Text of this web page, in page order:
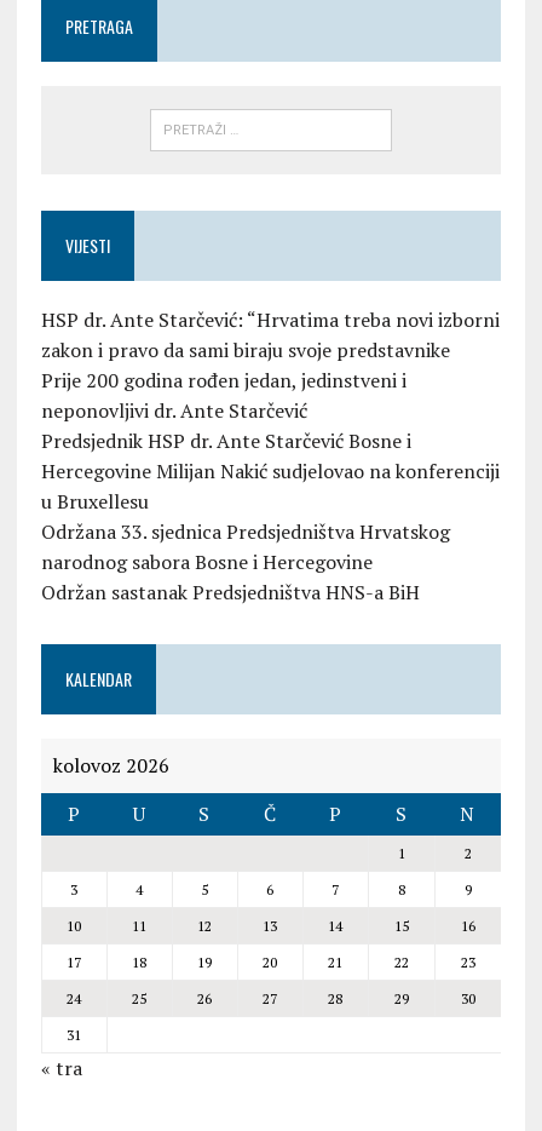
PRETRAGA
VIJESTI
HSP dr. Ante Starčević: “Hrvatima treba novi izborni
zakon i pravo da sami biraju svoje predstavnike
Prije 200 godina rođen jedan, jedinstveni i
neponovljivi dr. Ante Starčević
Predsjednik HSP dr. Ante Starčević Bosne i
Hercegovine Milijan Nakić sudjelovao na konferenciji
u Bruxellesu
Održana 33. sjednica Predsjedništva Hrvatskog
narodnog sabora Bosne i Hercegovine
Održan sastanak Predsjedništva HNS-a BiH
KALENDAR
kolovoz 2026
P
U S Č P S N
1
2
3
4 5 6 7 8
9
10
11 12 13 14 15
16
17
18 19 20 21 22
23
24
25 26 27 28 29
30
31
« tra